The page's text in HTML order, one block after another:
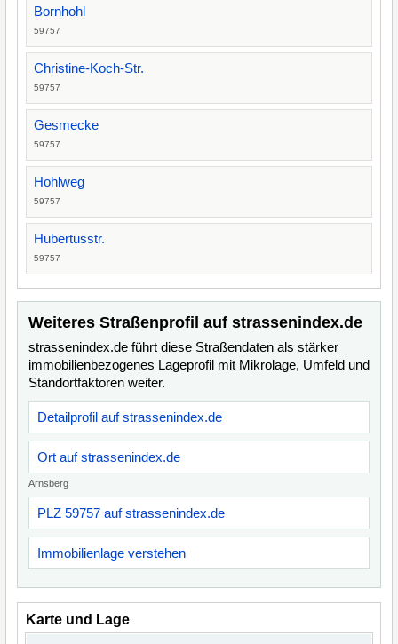
Bornhohl
59757
Christine-Koch-Str.
59757
Gesmecke
59757
Hohlweg
59757
Hubertusstr.
59757
Weiteres Straßenprofil auf strassenindex.de
strassenindex.de führt diese Straßendaten als stärker
immobilienbezogenes Lageprofil mit Mikrolage, Umfeld und
Standortfaktoren weiter.
Detailprofil auf strassenindex.de
Ort auf strassenindex.de
Arnsberg
PLZ 59757 auf strassenindex.de
Immobilienlage verstehen
Karte und Lage